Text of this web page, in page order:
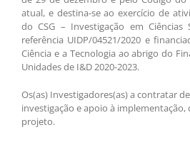
atual, e destina-se ao exercício de
do CSG – Investigação em Ciências
referência UIDP/04521/2020 e
Ciência e a Tecnologia ao abrigo do
Unidades de I&D 2020-2023.
Os(as) Investigadores(as) a contratar
investigação e apoio à implementação,
projeto.